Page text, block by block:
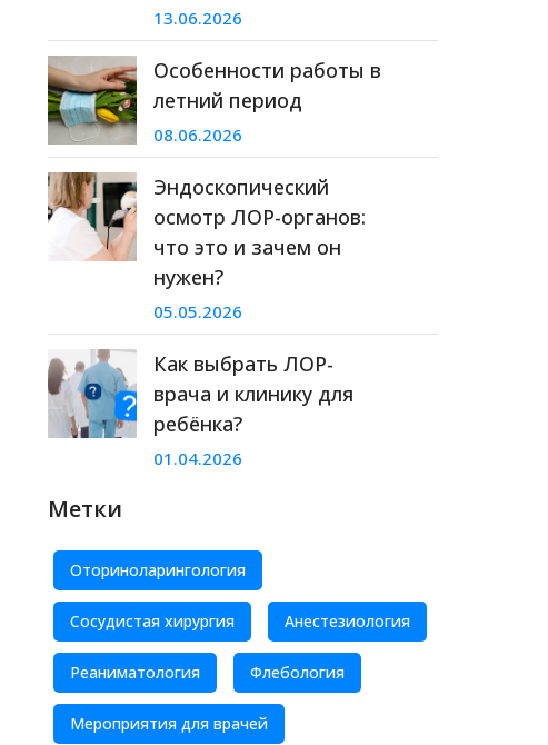
13.06.2026
Особенности работы в
летний период
08.06.2026
Эндоскопический
осмотр ЛОР-органов:
что это и зачем он
нужен?
05.05.2026
Как выбрать ЛОР-
врача и клинику для
ребёнка?
01.04.2026
Метки
Оториноларингология
Сосудистая хирургия Анестезиология
Реаниматология Флебология
Мероприятия для врачей